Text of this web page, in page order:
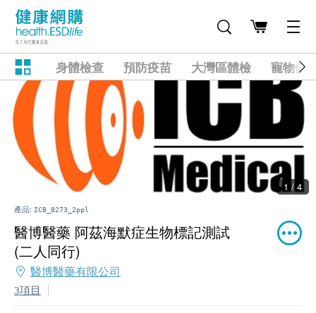
身體檢查 預防疫苗 大灣區體檢 寵物健
2 / 4
產品: ICB_8273_2ppl
醫博醫藥 阿茲海默症生物標記測試
(二人同行)
醫博醫藥有限公司
3項目